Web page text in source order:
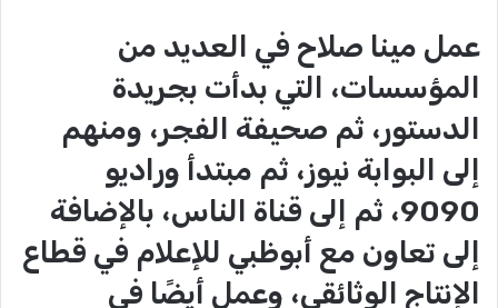
عمل مينا صلاح في العديد من
المؤسسات، التي بدأت بجريدة
الدستور، ثم صحيفة الفجر، ومنهم
إلى البوابة نيوز، ثم مبتدأ وراديو
9090، ثم إلى قناة الناس، بالإضافة
إلى تعاون مع أبوظبي للإعلام في قطاع
الإنتاج الوثائقي، وعمل أيضًا في